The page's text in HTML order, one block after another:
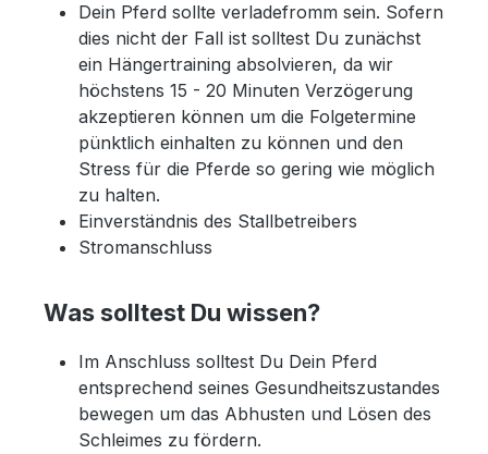
Dein Pferd sollte verladefromm sein. Sofern
dies nicht der Fall ist solltest Du zunächst
ein Hängertraining absolvieren, da wir
höchstens 15 - 20 Minuten Verzögerung
akzeptieren können um die Folgetermine
pünktlich einhalten zu können und den
Stress für die Pferde so gering wie möglich
zu halten.
Einverständnis des Stallbetreibers
Stromanschluss
Was solltest Du wissen?
Im Anschluss solltest Du Dein Pferd
entsprechend seines Gesundheitszustandes
bewegen um das Abhusten und Lösen des
Schleimes zu fördern.